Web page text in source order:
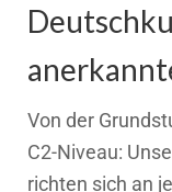
Von der
C2-Niveau:
richten sich an